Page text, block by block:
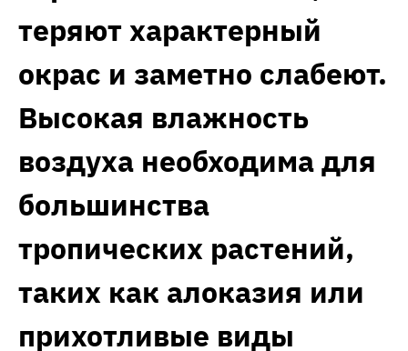
теряют характерный
окрас и заметно слабеют.
Высокая влажность
воздуха необходима для
большинства
тропических растений,
таких как алоказия или
прихотливые виды